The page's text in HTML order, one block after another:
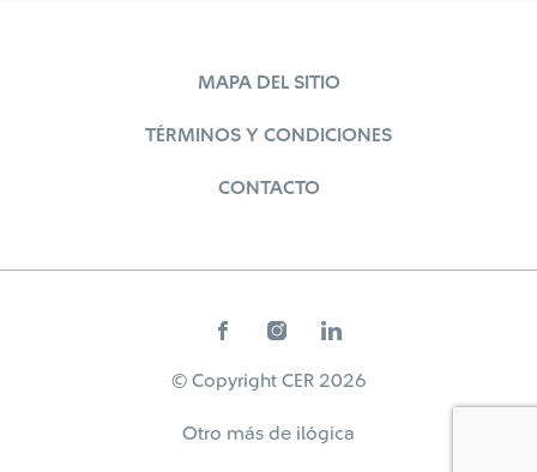
MAPA DEL SITIO
TÉRMINOS Y CONDICIONES
CONTACTO
© Copyright CER 2026
Otro más de ilógica